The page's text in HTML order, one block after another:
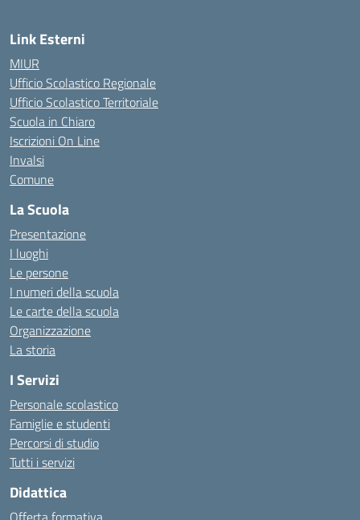
Link Esterni
MIUR
Ufficio Scolastico Regionale
Ufficio Scolastico Territoriale
Scuola in Chiaro
Iscrizioni On Line
Invalsi
Comune
La Scuola
Presentazione
I luoghi
Le persone
I numeri della scuola
Le carte della scuola
Organizzazione
La storia
I Servizi
Personale scolastico
Famiglie e studenti
Percorsi di studio
Tutti i servizi
Didattica